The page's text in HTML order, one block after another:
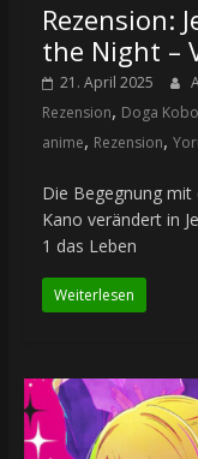
Rezension:
the Night –
21. April 2025
Rezension, Doga Kobo
anime, Rezension,
Die Begegnung
Kano verändert in
1 das Leben
Weiterlesen